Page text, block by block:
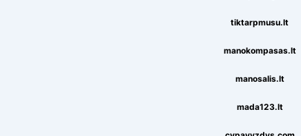
tiktarpmusu.lt
manokompasas.lt
manosalis.lt
mada123.lt